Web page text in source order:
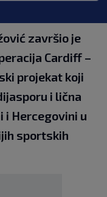
završio je
Cardiff –
projekat koji
i lična
i Hercegovini u
sportskih